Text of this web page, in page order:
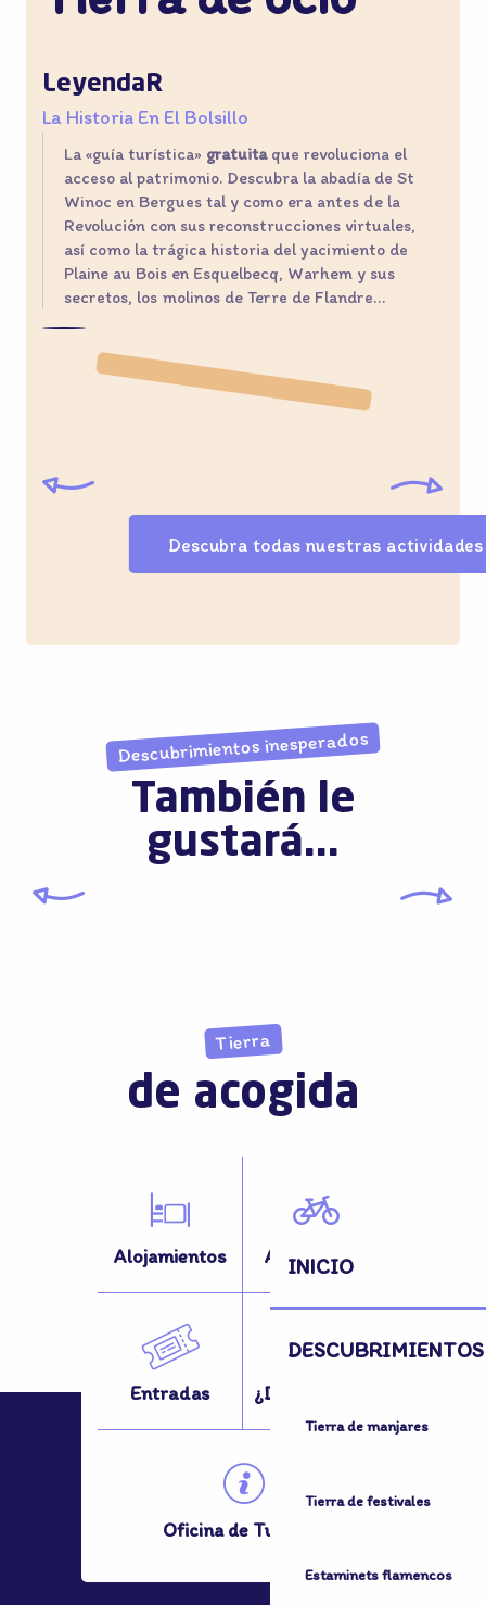
INICIO
DESCUBRIMIENTOS
Tierra de manjares
Tierra de festivales
Estaminets flamencos
LeyendaR
La Historia En El Bolsillo
La «guía turística» gratuitaque revoluciona el
acceso al patrimonio. Descubra la abadía de St
Winoc en Bergues tal y como era antes de la
Revolución con sus reconstrucciones virtuales,
así como la trágica historia del yacimiento de
Plaine au Bois en Esquelbecq, Warhem y sus
secretos, los molinos de Terre de Flandre…
©
Descubra todas nuestras actividades
Descubrimientos inesperados
También le
gustará...
Tierra
de acogida
Alojamientos Actividades
Entradas ¿Desplazarse?
Oficina de Turismo